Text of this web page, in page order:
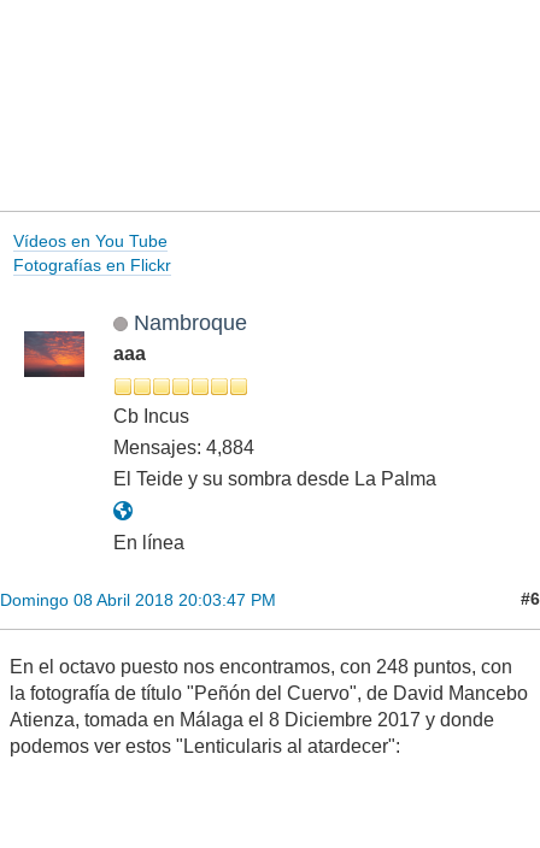
Vídeos en You Tube
Fotografías en Flickr
Nambroque
aaa
Cb Incus
Mensajes: 4,884
El Teide y su sombra desde La Palma
En línea
Domingo 08 Abril 2018 20:03:47 PM #6
En el octavo puesto nos encontramos, con 248 puntos, con
la fotografía de título "Peñón del Cuervo", de David Mancebo
Atienza, tomada en Málaga el 8 Diciembre 2017 y donde
podemos ver estos "Lenticularis al atardecer":